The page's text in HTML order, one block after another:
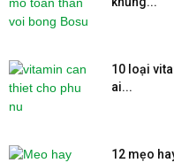
10 loại
ai...
12 mẹo